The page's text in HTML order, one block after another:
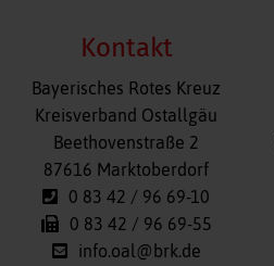
Kontakt
Bayerisches Rotes Kreuz
Kreisverband Ostallgäu
Beethovenstraße 2
87616 Marktoberdorf
0 83 42 / 96 69-10
0 83 42 / 96 69-55
info.oal@brk.de